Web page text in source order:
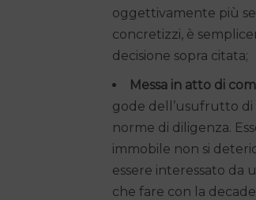
oggettivamente più
concretizzi, è
decisione sopra citata;
Messa in atto di
gode dell’usufrutto
norme di diligenza.
immobile non si
essere interessato da
che fare con la